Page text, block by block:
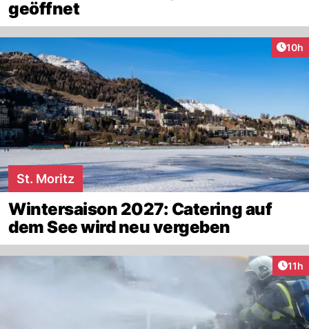
geöffnet
10h
St. Moritz
Wintersaison 2027: Catering auf
dem See wird neu vergeben
11h